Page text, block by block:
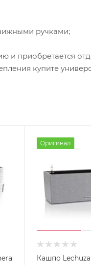
ручками;
и приобретается
купите
Оригинал
Кашпо